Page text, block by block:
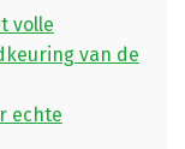
volle
van de
echte